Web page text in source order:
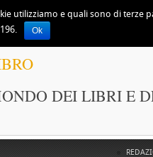
DEI LIBRI E
e quali sono di terze
Ok